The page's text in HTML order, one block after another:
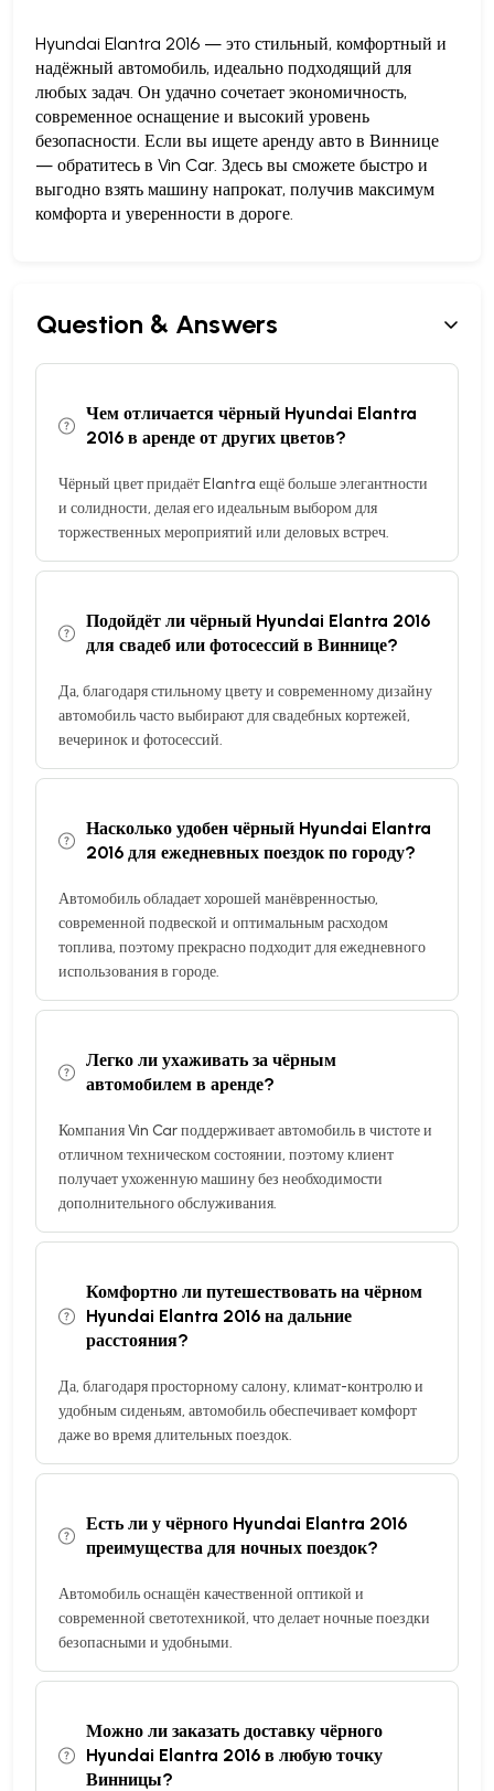
Hyundai Elantra 2016 — это стильный, комфортный и
надёжный автомобиль, идеально подходящий для
любых задач. Он удачно сочетает экономичность,
современное оснащение и высокий уровень
безопасности. Если вы ищете аренду авто в Виннице
— обратитесь в Vin Car. Здесь вы сможете быстро и
выгодно взять машину напрокат, получив максимум
комфорта и уверенности в дороге.
Question & Answers
Чем отличается чёрный Hyundai Elantra
2016 в аренде от других цветов?
Чёрный цвет придаёт Elantra ещё больше элегантности
и солидности, делая его идеальным выбором для
торжественных мероприятий или деловых встреч.
Подойдёт ли чёрный Hyundai Elantra 2016
для свадеб или фотосессий в Виннице?
Да, благодаря стильному цвету и современному дизайну
автомобиль часто выбирают для свадебных кортежей,
вечеринок и фотосессий.
Насколько удобен чёрный Hyundai Elantra
2016 для ежедневных поездок по городу?
Автомобиль обладает хорошей манёвренностью,
современной подвеской и оптимальным расходом
топлива, поэтому прекрасно подходит для ежедневного
использования в городе.
Легко ли ухаживать за чёрным
автомобилем в аренде?
Компания Vin Car поддерживает автомобиль в чистоте и
отличном техническом состоянии, поэтому клиент
получает ухоженную машину без необходимости
дополнительного обслуживания.
Комфортно ли путешествовать на чёрном
Hyundai Elantra 2016 на дальние
расстояния?
Да, благодаря просторному салону, климат-контролю и
удобным сиденьям, автомобиль обеспечивает комфорт
даже во время длительных поездок.
Есть ли у чёрного Hyundai Elantra 2016
преимущества для ночных поездок?
Автомобиль оснащён качественной оптикой и
современной светотехникой, что делает ночные поездки
безопасными и удобными.
Можно ли заказать доставку чёрного
Hyundai Elantra 2016 в любую точку
Винницы?